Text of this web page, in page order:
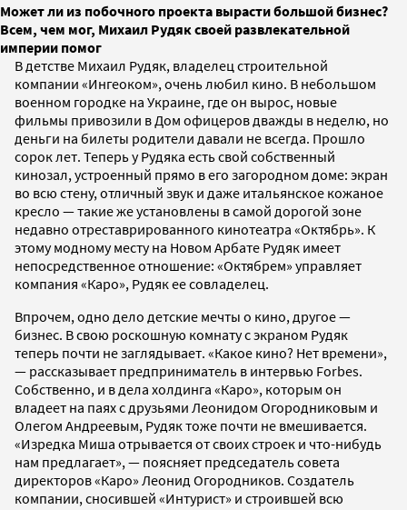
Может ли из побочного проекта вырасти большой бизнес?
Всем, чем мог, Михаил Рудяк своей развлекательной
империи помог
В детстве Михаил Рудяк, владелец строительной
компании «Ингеоком», очень любил кино. В небольшом
военном городке на Украине, где он вырос, новые
фильмы привозили в Дом офицеров дважды в неделю, но
деньги на билеты родители давали не всегда. Прошло
сорок лет. Теперь у Рудяка есть свой собственный
кинозал, устроенный прямо в его загородном доме: экран
во всю стену, отличный звук и даже итальянское кожаное
кресло — такие же установлены в самой дорогой зоне
недавно отреставрированного кинотеатра «Октябрь». К
этому модному месту на Новом Арбате Рудяк имеет
непосредственное отношение: «Октябрем» управляет
компания «Каро», Рудяк ее совладелец.
Впрочем, одно дело детские мечты о кино, другое —
бизнес. В свою роскошную комнату с экраном Рудяк
теперь почти не заглядывает. «Какое кино? Нет времени»,
— рассказывает предприниматель в интервью Forbes.
Собственно, и в дела холдинга «Каро», которым он
владеет на паях с друзьями Леонидом Огородниковым и
Олегом Андреевым, Рудяк тоже почти не вмешивается.
«Изредка Миша отрывается от своих строек и что-нибудь
нам предлагает», — поясняет председатель совета
директоров «Каро» Леонид Огородников. Создатель
компании, сносившей «Интурист» и строившей всю